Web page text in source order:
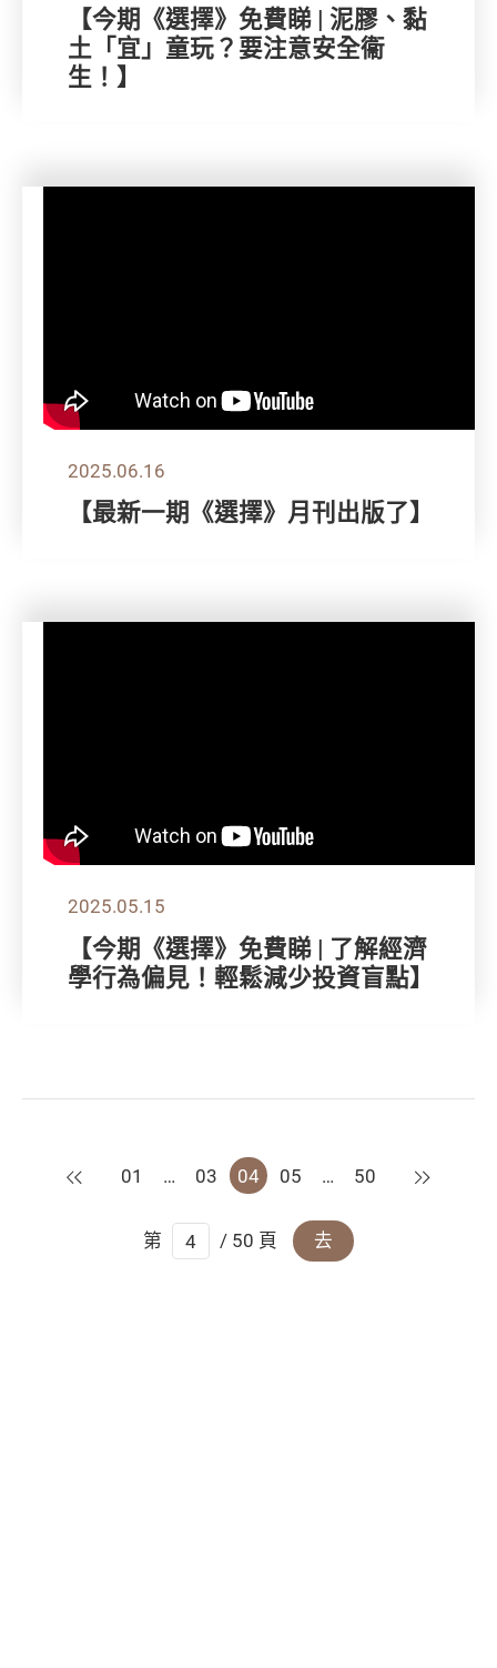
【今期《選擇》免費睇 | 泥膠、黏
土「宜」童玩？要注意安全衞
生！】
2025.06.16
【最新一期《選擇》月刊出版了】
2025.05.15
【今期《選擇》免費睇 | 了解經濟
學行為偏見！輕鬆減少投資盲點】
上一頁
01 … 03 04 05 … 50 下一頁
第 / 50 頁 去